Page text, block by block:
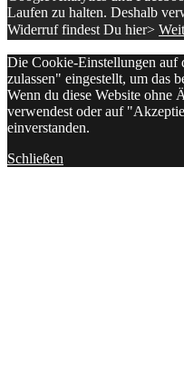
Laufen zu halten. Deshalb
Widerruf findest Du hier>
Die Cookie-Einstellungen auf
zulassen" eingestellt, um das
Wenn du diese Website ohne
verwendest oder auf
einverstanden.
Schließen